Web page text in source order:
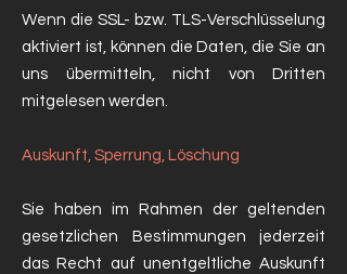
Wenn die SSL- bzw. TLS-Verschlüsselung
aktiviert ist, können die Daten, die Sie an
uns übermitteln, nicht von Dritten
mitgelesen werden.
Auskunft, Sperrung, Löschung
Sie haben im Rahmen der geltenden
gesetzlichen Bestimmungen jederzeit
das Recht auf unentgeltliche Auskunft